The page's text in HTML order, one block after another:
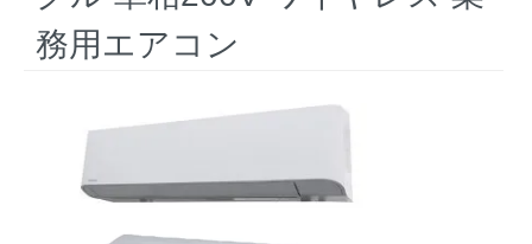
務用エアコン